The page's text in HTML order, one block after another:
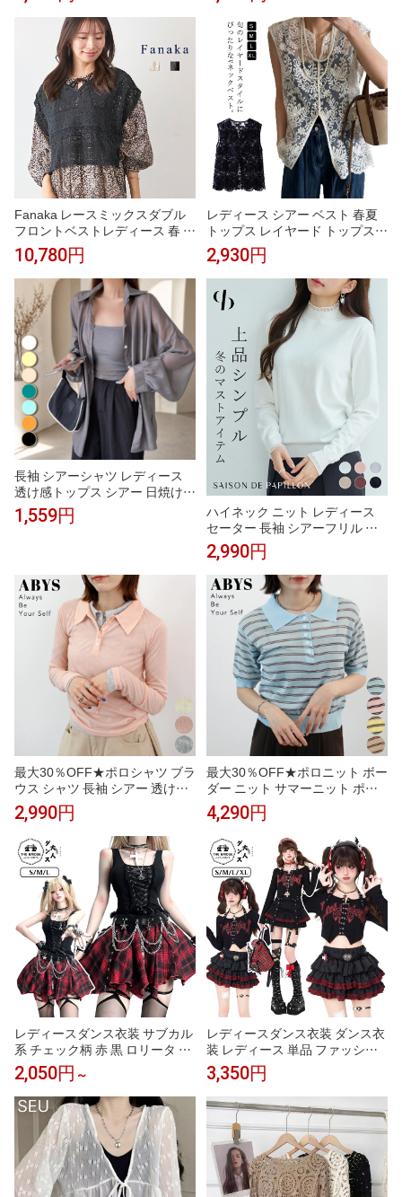
ッション 着回し カジュアル フ
ェミニン 華やか「重ねて華やぐ
レースベスト」
華やか「日々のコーデに重ねて
フェミニンな華やぎをプラス 繊
細花刺繍のフロントスリット ロ
ングベスト」
Fanaka レースミックスダブル
フロントベストレディース 春 夏
秋 冬 レース ベスト ダブルフロ
ント ノースリーブ インド綿 シ
アー Vネック クルーネック ナチ
ュラル アイボリー/白/ブラック/
黒 フリーサイズ トップス カー
ディガン ブラウス 綿 コットン
大人 カジュアル
10,780円
レディース シアー ベスト 春夏
トップス レイヤード トップス
レース Vネック 透かし編み プル
オーバー 重ね着 袖なし 花柄 き
れいめ カジュアル S M 春夏
2,930円
長袖 シアーシャツ レディース
透け感トップス シアー 日焼け対
策 冷房対策 羽織り 体系カバー
無地 シャツ ブラウス スリット
1,559円
ハイネック ニット レディース
セーター 長袖 シアーフリル 韓
国 ファッション プルオーバー
無地 おしゃれ 生地 無地 かわい
い ふだん着 きれいめ カジュア
ル タイト トップス sdp8118
2,990円
最大30％OFF★ポロシャツ ブラ
ウス シャツ 長袖 シアー 透け感
華やか オケージョン セレモニー
レイヤード レーヨン 涼しい カ
ジュアル 韓国ファッション オフ
ィスカジュアル YP / 【ABYS】シ
アーフライスポロシャツ
2,990円
最大30％OFF★ポロニット ボー
ダー ニット サマーニット ポロ
シャツ 襟 衿 シアー 透け感 抜け
感 ボタン 配色 カジュアル 韓国
ファッション オフィスカジュア
ル YP / 【ABYS】ボーダーシアー
ポロニット
4,290円
レディースダンス衣装 サブカル
系 チェック柄 赤 黒 ロリータ ダ
ンス衣装 ファッション ハロウィ
ン かっこいい Y2K セクシー 大
人 パンク ジャズ パーティー レ
ース ステージ衣装 ロック 原宿
風 レディース バンド風 肩出し
コスプレ ゴスロリ ストラップ
トップス スカート
2,050円 ～
レディースダンス衣装 ダンス衣
装 レディース 単品 ファッショ
ン ダンス 大人 ギャル パーティ
ー ジャズ かっこいい セクシー
ステージ衣装 ハロウィン k-pop
バンド風 日常 原宿風 Y2K へそ
出し ゴスロリ レース コスプレ
ヒップホップ 演出服 サブカル系
トップスのみ 黒
3,350円